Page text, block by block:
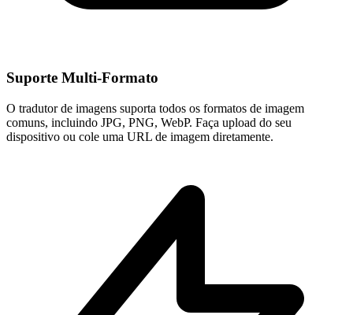
Suporte Multi-Formato
O tradutor de imagens suporta todos os formatos de imagem
comuns, incluindo JPG, PNG, WebP. Faça upload do seu
dispositivo ou cole uma URL de imagem diretamente.